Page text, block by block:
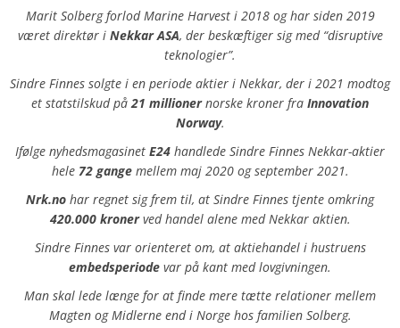
Marit Solberg forlod Marine Harvest i 2018 og har siden 2019
været direktør i Nekkar ASA, der beskæftiger sig med “disruptive
teknologier”.
Sindre Finnes solgte i en periode aktier i Nekkar, der i 2021 modtog
et statstilskud på21 millionernorske kroner fra Innovation
Norway.
Ifølge nyhedsmagasinet E24 handlede Sindre Finnes Nekkar-aktier
hele 72 gangemellem maj 2020 og september 2021.
Nrk.no har regnet sig frem til, at Sindre Finnes tjente omkring
420.000 kronerved handel alene med Nekkar aktien.
Sindre Finnes var orienteret om, at aktiehandel i hustruens
embedsperiode var på kant med lovgivningen.
Man skal lede længe for at finde mere tætte relationer mellem
Magten og Midlerne end i Norge hos familien Solberg.